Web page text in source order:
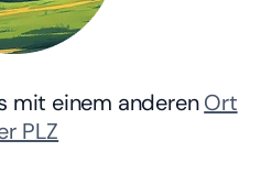
mit einem anderenOrt
PLZ